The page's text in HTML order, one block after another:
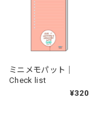
ミニメモパット｜
Check list
¥320